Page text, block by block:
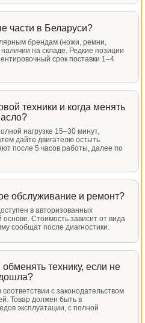
части в Беларуси?
брендам (ножи, ремни,
на складе. Редкие позиции
срок поставки 1–4
техники и когда менять
нагрузке 15–30 минут,
дайте двигателю остыть.
после 5 часов работы, далее по
обслуживание и ремонт?
в авторизованных
Стоимость зависит от вида
сообщат после диагностики.
технику, если не
с законодательством
Товар должен быть в
эксплуатации, с полной